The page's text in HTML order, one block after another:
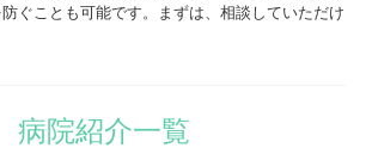
ぐことも可能です。まずは、相談していただけ
病院紹介一覧